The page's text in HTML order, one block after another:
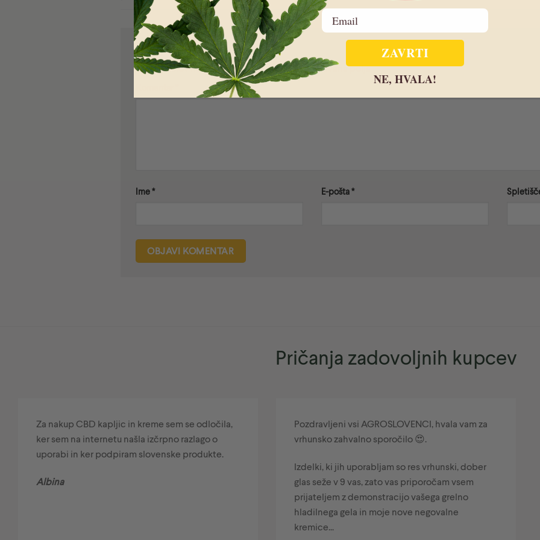
Dodaj odgovor
Vaš e-naslov ne bo objavljen.*označuje zahtevana polja
Ime* E-pošta*
Pričanja zadovoljnih kupcev
Za nakup CBD kapljic in kreme sem se odločila,
ker sem na internetu našla izčrpno razlago o
uporabi in ker podpiram slovenske produkte.
Albina
Pozdravljeni vsi AGROSLOVENCI, hvala vam za
vrhunsko zahvalno sporočilo 😍.
Izdelki, ki jih uporabljam so res vrhunski, dober
glas seže v 9 vas, zato vas priporočam vsem
prijateljem z demonstracijo vašega grelno
hladilnega gela in moje nove negovalne
kremice...
Email
ZAVRTI
NE, HVALA!